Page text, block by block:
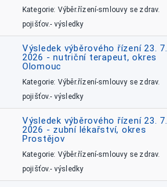
Kategorie: Výběr.řízení-smlouvy se zdrav.
pojišťov.- výsledky
Výsledek výběrového řízení 23. 7.
2026 - nutriční terapeut, okres
Olomouc
Kategorie: Výběr.řízení-smlouvy se zdrav.
pojišťov.- výsledky
Výsledek výběrového řízení 23. 7.
2026 - zubní lékařství, okres
Prostějov
Kategorie: Výběr.řízení-smlouvy se zdrav.
pojišťov.- výsledky